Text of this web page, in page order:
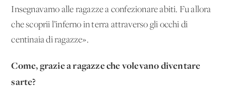
Insegnavamo alle ragazze a confezionare abiti. Fu allora
che scoprii l’inferno in terra attraverso gli occhi di
centinaia di ragazze».
Come, grazie a ragazze che volevano diventare
sarte?